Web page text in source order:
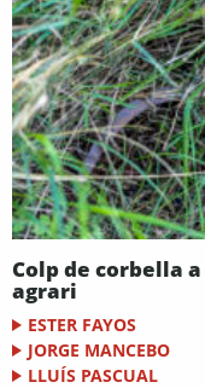
Colp de corbella
agrari
ESTER FAYOS
JORGE MANCEBO
LLUÍS PASCUAL